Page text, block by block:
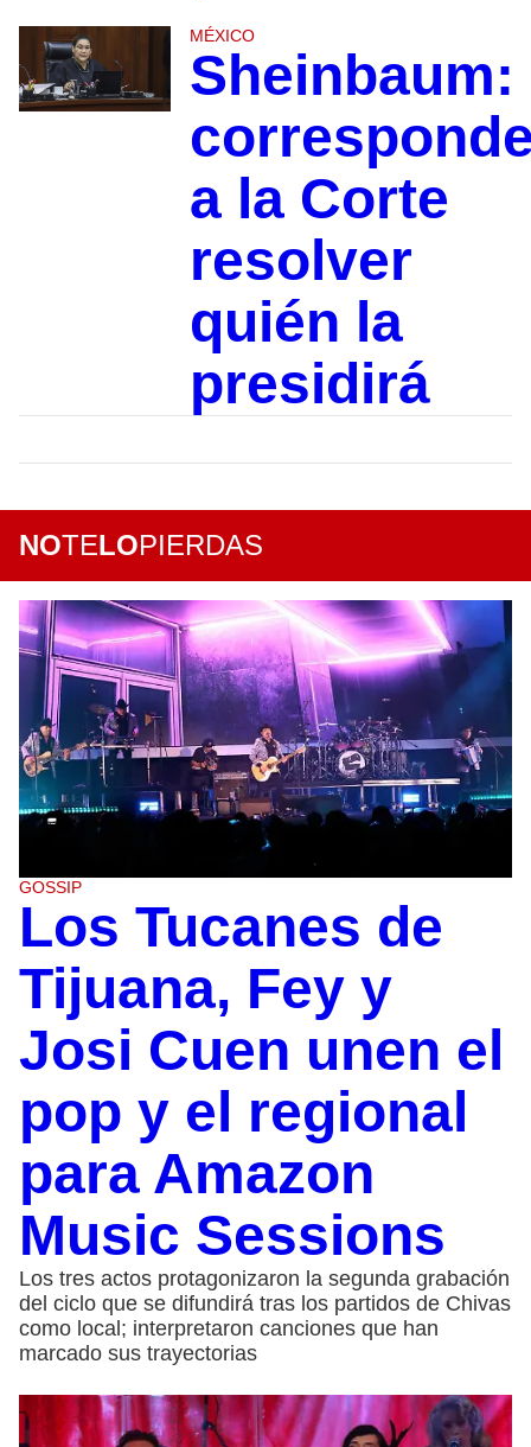
MÉXICO
Sheinbaum:
a la Corte
resolver
quién la
presidirá
NOTELOPIERDAS
GOSSIP
Los Tucanes de
Tijuana, Fey y
Josi Cuen unen el
pop y el regional
para Amazon
Music Sessions
Los tres actos protagonizaron la segunda grabación
del ciclo que se difundirá tras los partidos de Chivas
como local; interpretaron canciones que han
marcado sus trayectorias